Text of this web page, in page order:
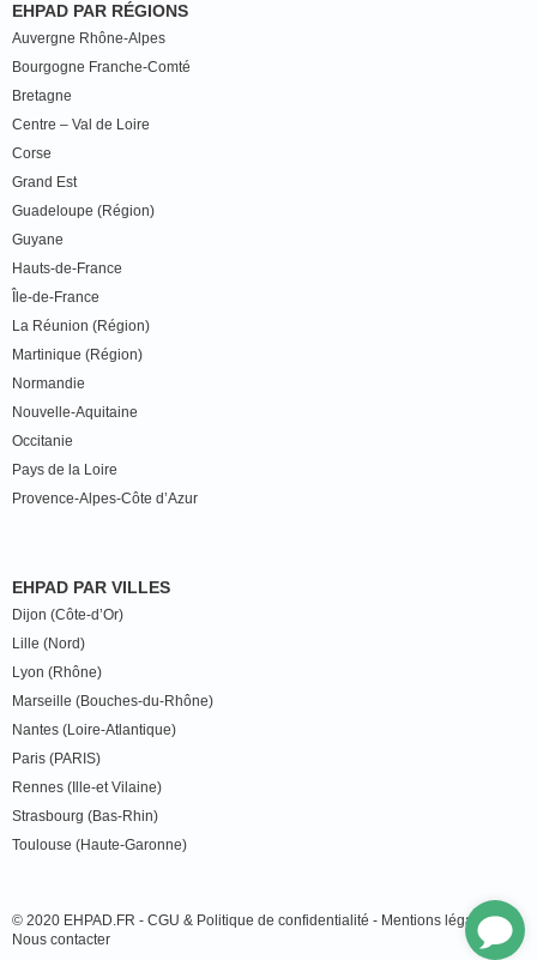
EHPAD PAR RÉGIONS
Auvergne Rhône-Alpes
Bourgogne Franche-Comté
Bretagne
Centre – Val de Loire
Corse
Grand Est
Guadeloupe (Région)
Guyane
Hauts-de-France
Île-de-France
La Réunion (Région)
Martinique (Région)
Normandie
Nouvelle-Aquitaine
Occitanie
Pays de la Loire
Provence-Alpes-Côte d’Azur
EHPAD PAR VILLES
Dijon (Côte-d’Or)
Lille (Nord)
Lyon (Rhône)
Marseille (Bouches-du-Rhône)
Nantes (Loire-Atlantique)
Paris (PARIS)
Rennes (Ille-et Vilaine)
Strasbourg (Bas-Rhin)
Toulouse (Haute-Garonne)
© 2020 EHPAD.FR - CGU & Politique de confidentialité - Mentions légales-
Nous contacter